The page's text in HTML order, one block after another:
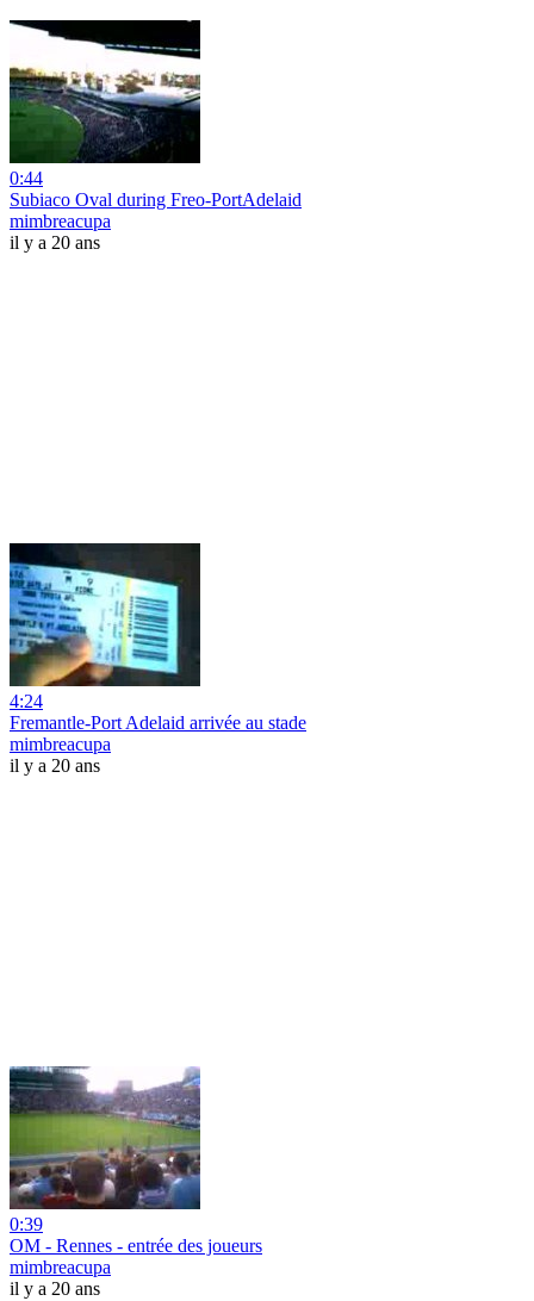
0:44
Subiaco Oval during Freo-PortAdelaid
mimbreacupa
il y a 20 ans
4:24
Fremantle-Port Adelaid arrivée au stade
mimbreacupa
il y a 20 ans
0:39
OM - Rennes - entrée des joueurs
mimbreacupa
il y a 20 ans